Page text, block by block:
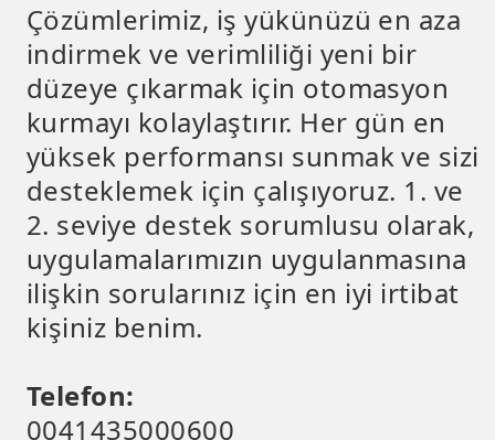
Çözümlerimiz, iş yükünüzü en aza
indirmek ve verimliliği yeni bir
düzeye çıkarmak için otomasyon
kurmayı kolaylaştırır. Her gün en
yüksek performansı sunmak ve sizi
desteklemek için çalışıyoruz. 1. ve
2. seviye destek sorumlusu olarak,
uygulamalarımızın uygulanmasına
ilişkin sorularınız için en iyi irtibat
kişiniz benim.
Telefon:
0041435000600